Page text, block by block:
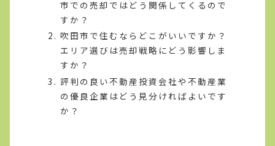
市での売却ではどう関係してくるので
すか？
吹田市で住むならどこがいいですか？
エリア選びは売却戦略にどう影響しま
すか？
評判の良い不動産投資会社や不動産業
の優良企業はどう見分ければよいです
か？